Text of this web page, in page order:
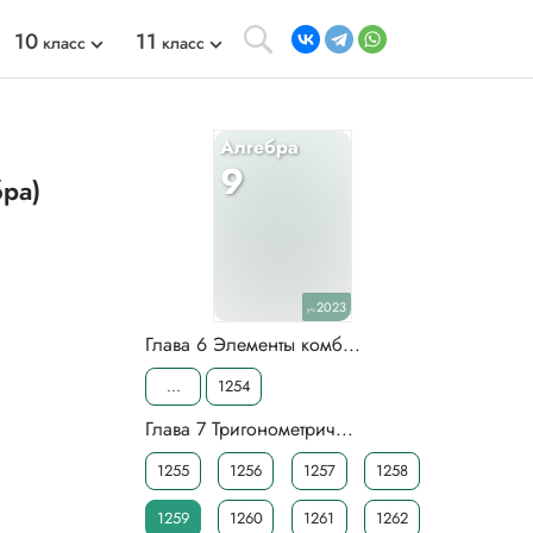
10 класс 11 класс
Алгебра
9
уч.2023
Глава 6 Элементы комб...
... 1254
Глава 7 Тригонометрич...
1255 1256 1257 1258
1259 1260 1261 1262